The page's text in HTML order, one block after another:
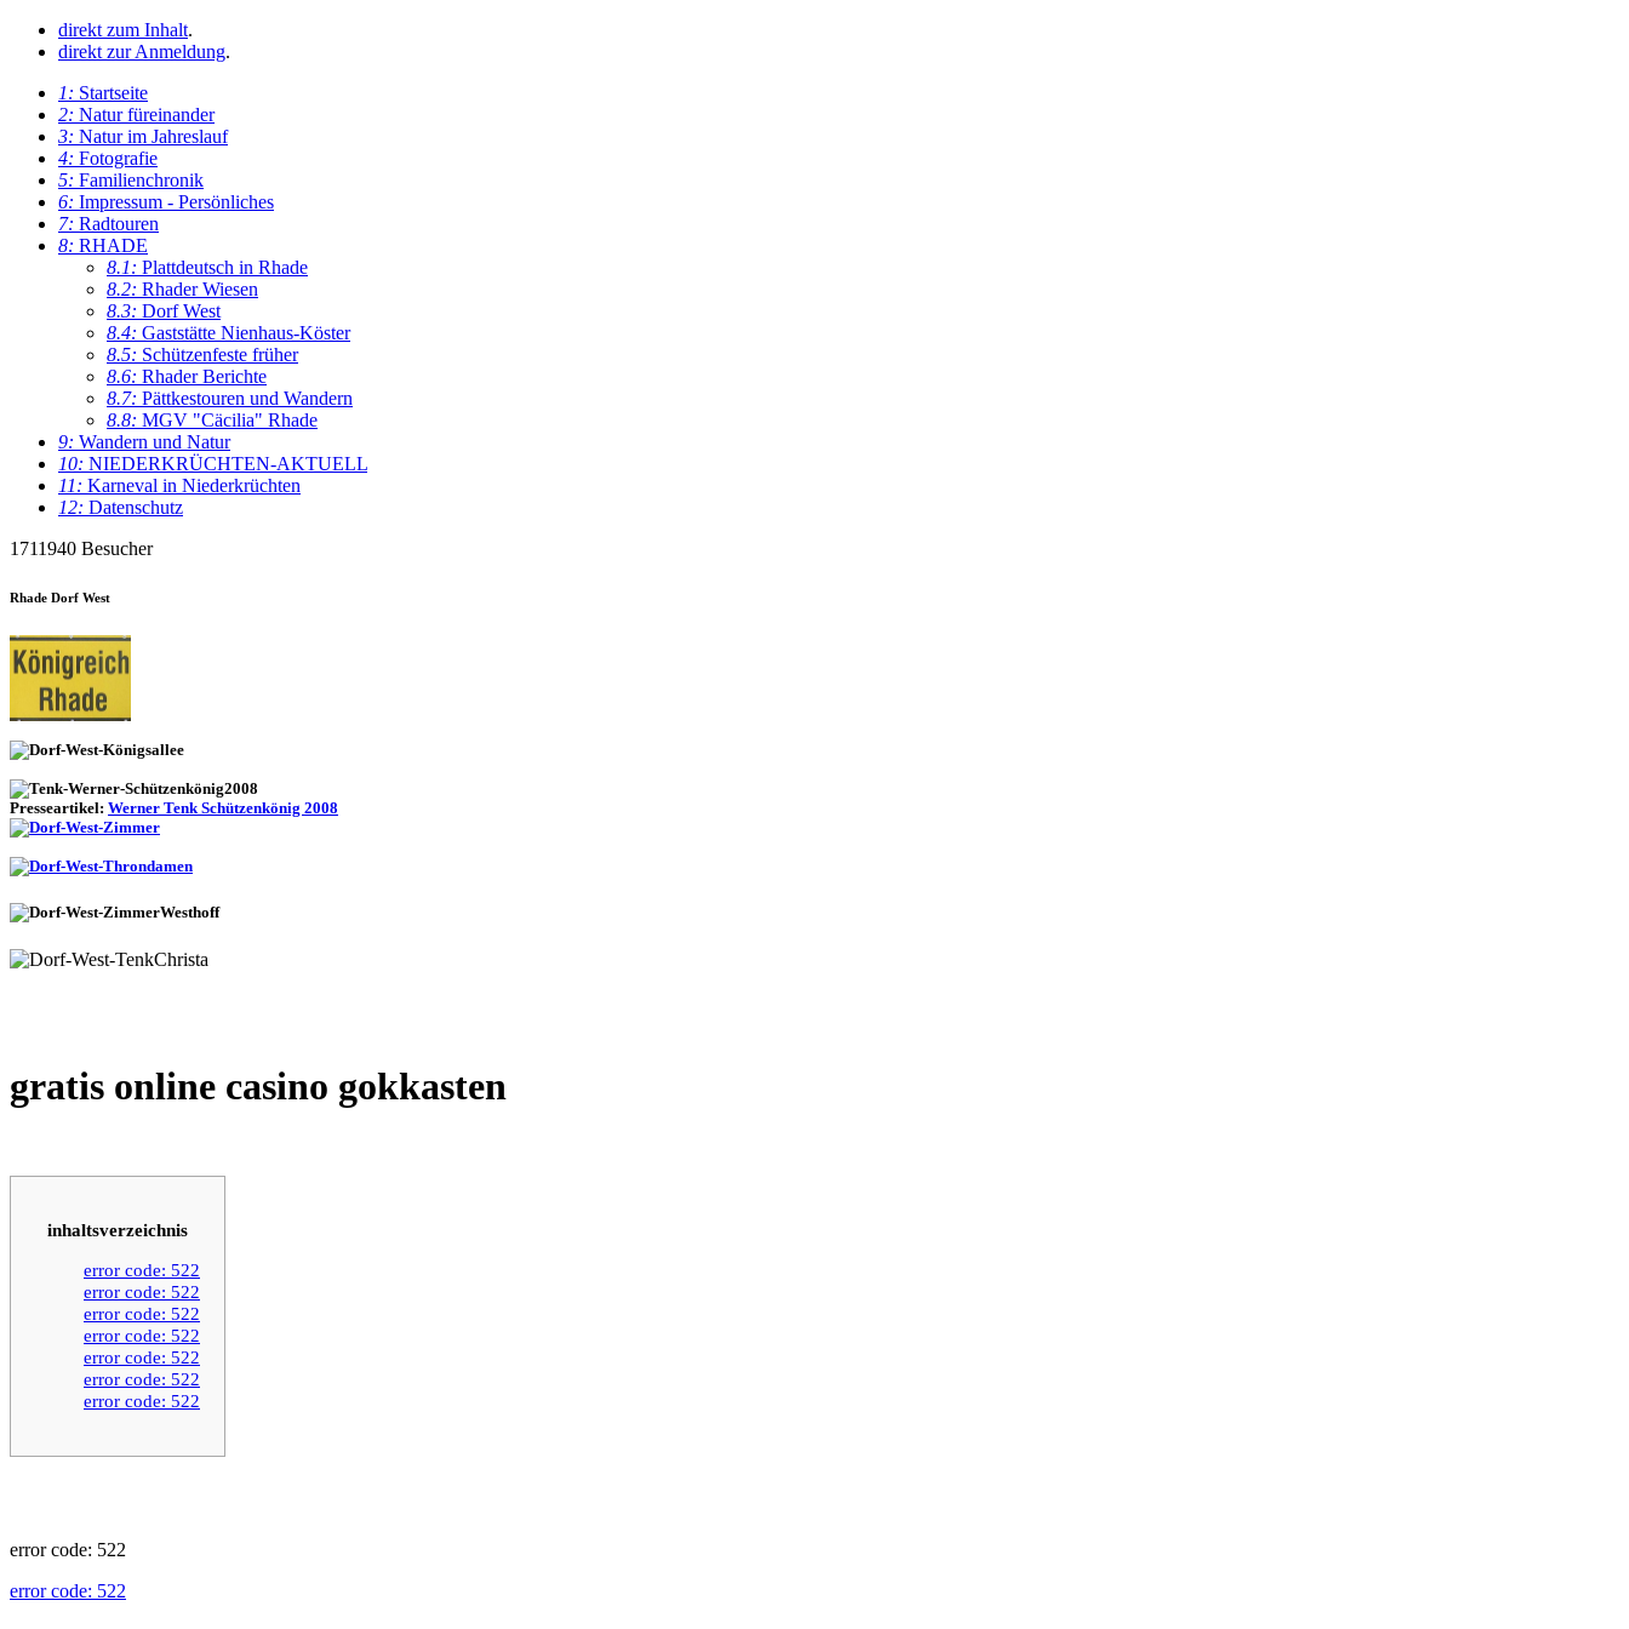
direkt zum Inhalt.
direkt zur Anmeldung.
1: Startseite
2: Natur füreinander
3: Natur im Jahreslauf
4: Fotografie
5: Familienchronik
6: Impressum - Persönliches
7: Radtouren
8: RHADE
8.1: Plattdeutsch in Rhade
8.2: Rhader Wiesen
8.3: Dorf West
8.4: Gaststätte Nienhaus-Köster
8.5: Schützenfeste früher
8.6: Rhader Berichte
8.7: Pättkestouren und Wandern
8.8: MGV "Cäcilia" Rhade
9: Wandern und Natur
10: NIEDERKRÜCHTEN-AKTUELL
11: Karneval in Niederkrüchten
12: Datenschutz
1711940 Besucher
Rhade Dorf West
Presseartikel: Werner Tenk Schützenkönig 2008
gratis online casino gokkasten
inhaltsverzeichnis
error code: 522
error code: 522
error code: 522
error code: 522
error code: 522
error code: 522
error code: 522
error code: 522
error code: 522